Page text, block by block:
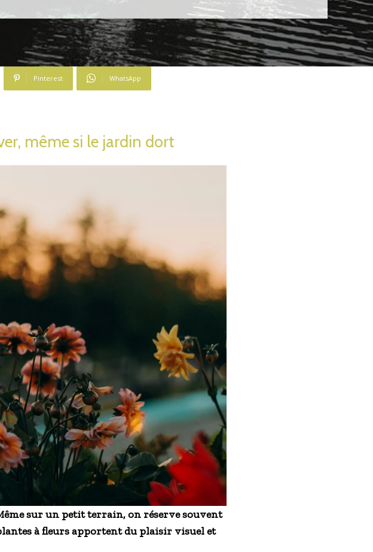
Pinterest WhatsApp
même si le jardin dort
sur un petit terrain, on réserve souvent
à fleurs apportent du plaisir visuel et